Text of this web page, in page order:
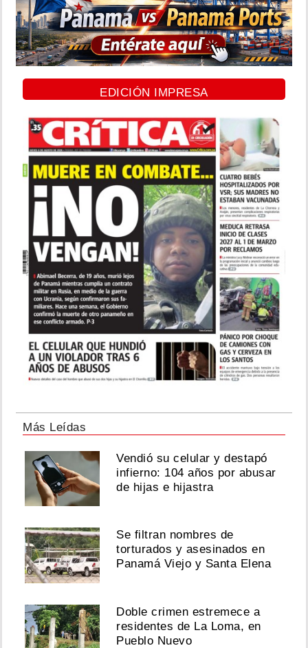
EDICIÓN IMPRESA
Más Leídas
Vendió su celular y destapó
infierno: 104 años por abusar
de hijas e hijastra
Se filtran nombres de
torturados y asesinados en
Panamá Viejo y Santa Elena
Doble crimen estremece a
residentes de La Loma, en
Pueblo Nuevo